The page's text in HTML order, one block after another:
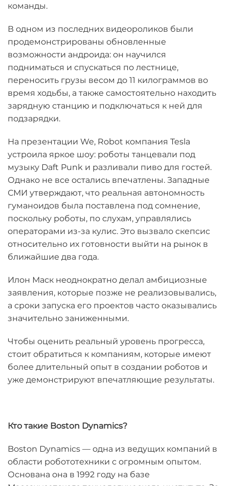
команды.
В одном из последних видеороликов были
продемонстрированы обновленные
возможности андроида: он научился
подниматься и спускаться по лестнице,
переносить грузы весом до 11 килограммов во
время ходьбы, а также самостоятельно находить
зарядную станцию и подключаться к ней для
подзарядки.
На презентации We, Robot компания Tesla
устроила яркое шоу: роботы танцевали под
музыку Daft Punk и разливали пиво для гостей.
Однако не все остались впечатлены. Западные
СМИ утверждают, что реальная автономность
гуманоидов была поставлена под сомнение,
поскольку роботы, по слухам, управлялись
операторами из-за кулис. Это вызвало скепсис
относительно их готовности выйти на рынок в
ближайшие два года.
Илон Маск неоднократно делал амбициозные
заявления, которые позже не реализовывались,
а сроки запуска его проектов часто оказывались
значительно заниженными.
Чтобы оценить реальный уровень прогресса,
стоит обратиться к компаниям, которые имеют
более длительный опыт в создании роботов и
уже демонстрируют впечатляющие результаты.
Кто такие Boston Dynamics?
Boston Dynamics — одна из ведущих компаний в
области робототехники с огромным опытом.
Основана она в 1992 году на базе